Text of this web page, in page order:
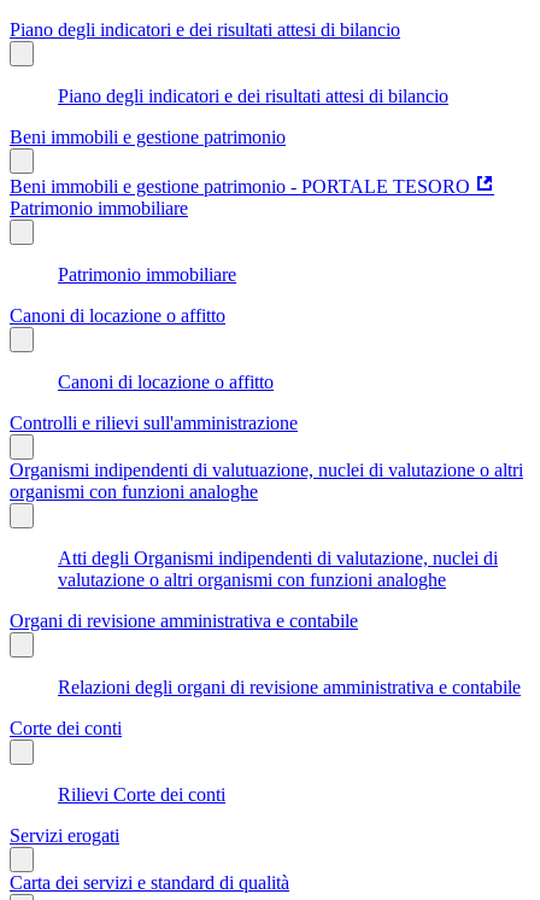
Piano degli indicatori e dei risultati attesi di bilancio
Piano degli indicatori e dei risultati attesi di bilancio
Beni immobili e gestione patrimonio
Beni immobili e gestione patrimonio - PORTALE TESORO
Patrimonio immobiliare
Patrimonio immobiliare
Canoni di locazione o affitto
Canoni di locazione o affitto
Controlli e rilievi sull'amministrazione
Organismi indipendenti di valutuazione, nuclei di valutazione o altri
organismi con funzioni analoghe
Atti degli Organismi indipendenti di valutazione, nuclei di
valutazione o altri organismi con funzioni analoghe
Organi di revisione amministrativa e contabile
Relazioni degli organi di revisione amministrativa e contabile
Corte dei conti
Rilievi Corte dei conti
Servizi erogati
Carta dei servizi e standard di qualità